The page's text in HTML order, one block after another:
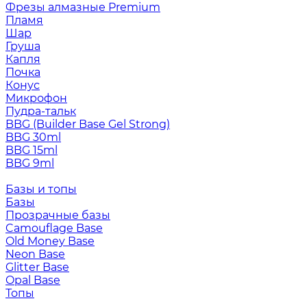
Фрезы алмазные Premium
Пламя
Шар
Груша
Капля
Почка
Конус
Микрофон
Пудра-тальк
BBG (Builder Base Gel Strong)
BBG 30ml
BBG 15ml
BBG 9ml
Базы и топы
Базы
Прозрачные базы
Camouflage Base
Old Money Base
Neon Base
Glitter Base
Opal Base
Топы